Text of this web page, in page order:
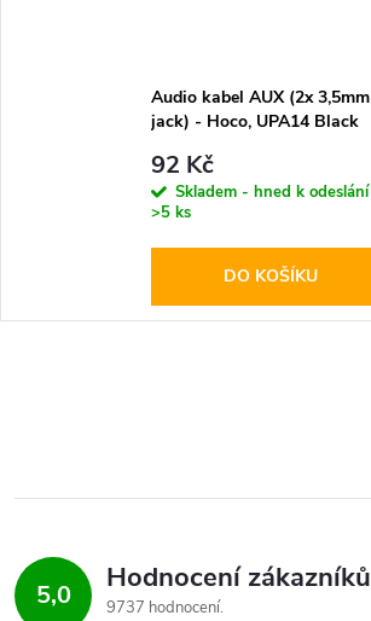
Audio kabel AUX (2x 3,5mm
jack) - Hoco, UPA14 Black
92 Kč
Skladem - hned k odeslání
>5 ks
DO KOŠÍKU
5,0 Hodnocení zákazníků
9737 hodnocení